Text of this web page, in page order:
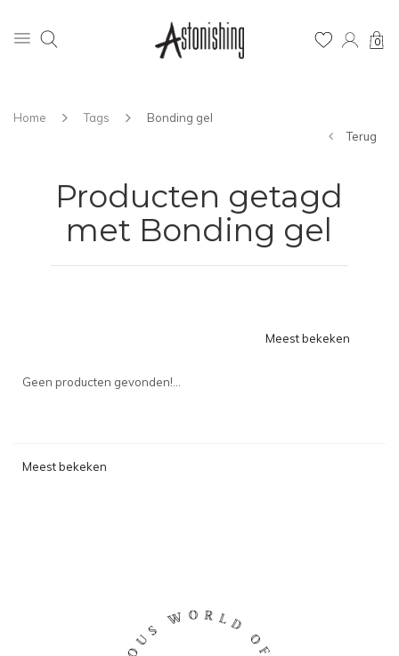
0
Home Tags
Bonding gel
Terug
Producten getagd
met Bonding gel
Meest bekeken
Geen producten gevonden!...
Meest bekeken